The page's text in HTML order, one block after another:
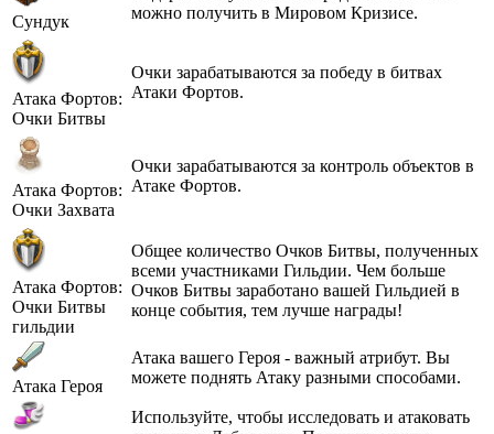
Сундук
можно получить в Мировом Кризисе.
Атака Фортов:
Очки Битвы
Очки зарабатываются за победу в битвах
Атаки Фортов.
Атака Фортов:
Очки Захвата
Очки зарабатываются за контроль объектов в
Атаке Фортов.
Атака Фортов:
Очки Битвы
гильдии
Общее количество Очков Битвы, полученных
всеми участниками Гильдии. Чем больше
Очков Битвы заработано вашей Гильдией в
конце события, тем лучше награды!
Атака Героя
Атака вашего Героя - важный атрибут. Вы
можете поднять Атаку разными способами.
Используйте, чтобы исследовать и атаковать